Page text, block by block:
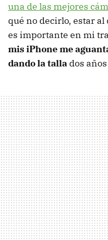
una de las mejores
qué no decirlo, estar al
es importante en mi
mis iPhone me
dando la talla dos